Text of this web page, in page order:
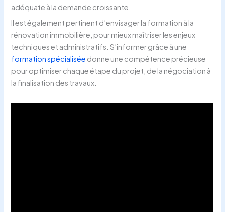
adéquate à la demande croissante.
Il est également pertinent d’envisager la formation à la
rénovation immobilière, pour mieux maîtriser les enjeux
techniques et administratifs. S’informer grâce à une
formation spécialisée donne une compétence précieuse
pour optimiser chaque étape du projet, de la négociation à
la finalisation des travaux.